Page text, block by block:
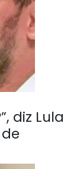
diz Lula